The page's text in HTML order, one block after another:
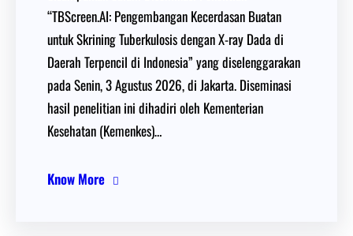
“TBScreen.AI: Pengembangan Kecerdasan Buatan
untuk Skrining Tuberkulosis dengan X-ray Dada di
Daerah Terpencil di Indonesia” yang diselenggarakan
pada Senin, 3 Agustus 2026, di Jakarta. Diseminasi
hasil penelitian ini dihadiri oleh Kementerian
Kesehatan (Kemenkes)…
Know More